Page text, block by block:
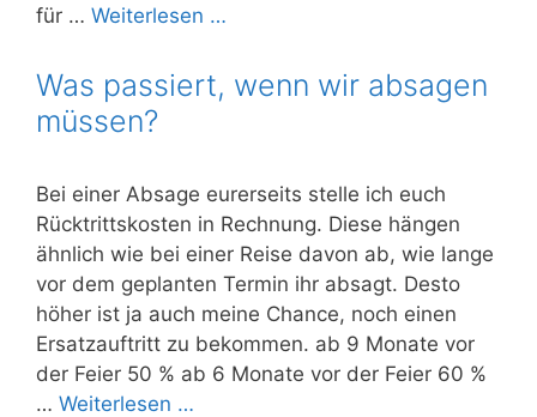
für … Weiterlesen …
Was passiert, wenn wir absagen
müssen?
Bei einer Absage eurerseits stelle ich euch
Rücktrittskosten in Rechnung. Diese hängen
ähnlich wie bei einer Reise davon ab, wie lange
vor dem geplanten Termin ihr absagt. Desto
höher ist ja auch meine Chance, noch einen
Ersatzauftritt zu bekommen. ab 9 Monate vor
der Feier 50 % ab 6 Monate vor der Feier 60 %
… Weiterlesen …